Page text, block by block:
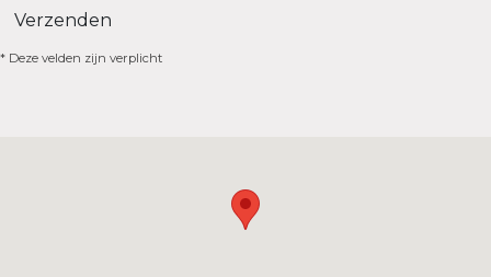
Verzenden
* Deze velden zijn verplicht